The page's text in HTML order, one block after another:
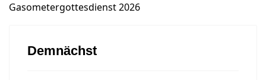
Gasometergottesdienst 2026
Demnächst